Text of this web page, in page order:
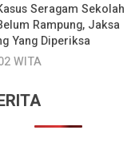
Seragam Sekolah
Rampung, Jaksa
Yang Diperiksa
WITA